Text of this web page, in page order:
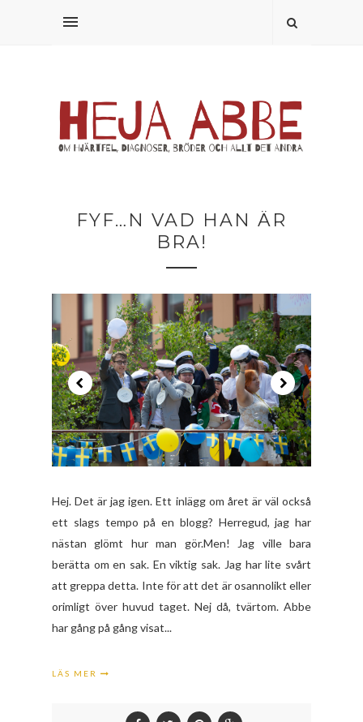
FYF…N VAD HAN ÄR
BRA!
Hej. Det är jag igen. Ett inlägg om året är väl också
ett slags tempo på en blogg? Herregud, jag har
nästan glömt hur man gör.Men! Jag ville bara
berätta om en sak. En viktig sak. Jag har lite svårt
att greppa detta. Inte för att det är osannolikt eller
orimligt över huvud taget. Nej då, tvärtom. Abbe
har gång på gång visat...
LÄS MER